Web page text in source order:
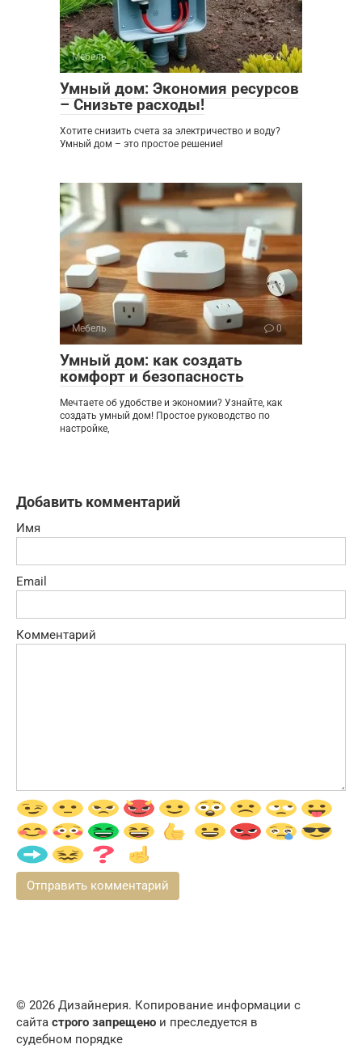
Мебель 0
Умный дом: Экономия ресурсов
– Снизьте расходы!
Хотите снизить счета за электричество и воду?
Умный дом – это простое решение!
Мебель 0
Умный дом: как создать
комфорт и безопасность
Мечтаете об удобстве и экономии? Узнайте, как
создать умный дом! Простое руководство по
настройке,
Добавить комментарий
Имя
Email
Комментарий
© 2026 Дизайнерия. Копирование информации с
сайта строго запрещено и преследуется в
судебном порядке